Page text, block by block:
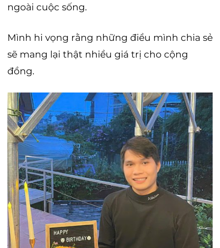
ngoài cuộc sống.
Mình hi vọng rằng những điều mình chia sẻ
sẽ mang lại thật nhiều giá trị cho cộng
đồng.